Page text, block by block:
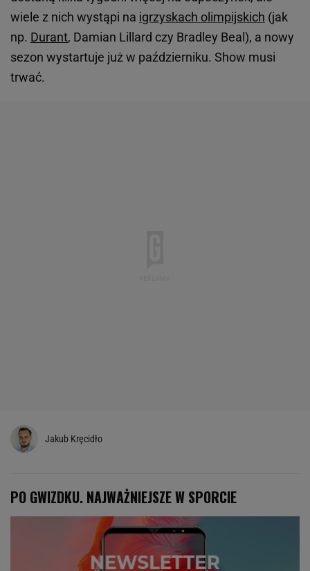
wiele z nich wystąpi na igrzyskach olimpijskich (jak
np. Durant, Damian Lillard czy Bradley Beal), a nowy
sezon wystartuje już w październiku. Show musi
trwać.
Jakub Kręcidło